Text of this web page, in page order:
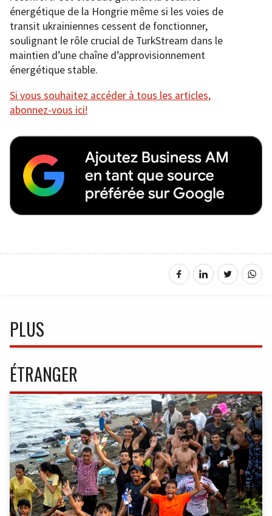
énergétique de la Hongrie même si les voies de
transit ukrainiennes cessent de fonctionner,
soulignant le rôle crucial de TurkStream dans le
maintien d’une chaîne d’approvisionnement
énergétique stable.
Si vous souhaitez accéder à tous les articles,
abonnez-vous ici!
PLUS
ÉTRANGER